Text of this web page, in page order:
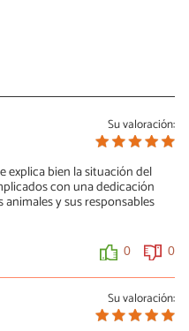
Su valoración:
explica bien la situación del
con una dedicación
y sus responsables
0 0
Su valoración: